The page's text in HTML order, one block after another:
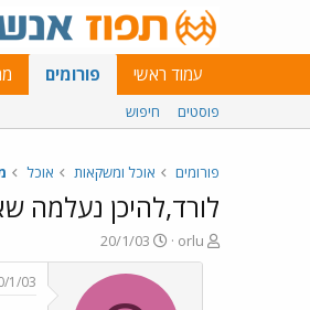
עמוד ראשי פורומים
פוסטים חיפוש
פורומים אוכל ומשקאות אוכל
לורד,להיכן נעלמה
פ
ו
orlu
פ
ו
ר
20/1/03
1/03